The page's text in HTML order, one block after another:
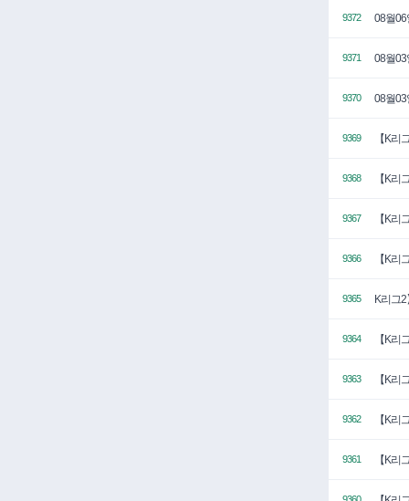
9372 08월06
9371 08월03
9370 08월03
9369 【K리
9368 【K리
9367 【K리
9366 【K리
9365 K리그2
9364 【K리
9363 【K리
9362 【K리
9361 【K리